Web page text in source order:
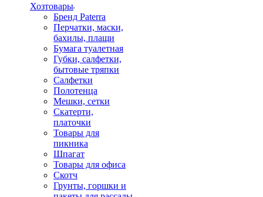
Хозтовары
Бренд Paterra
Перчатки, маски,
бахилы, плащи
Бумага туалетная
Губки, салфетки,
бытовые тряпки
Салфетки
Полотенца
Мешки, сетки
Скатерти,
платочки
Товары для
пикника
Шпагат
Товары для офиса
Скотч
Грунты, горшки и